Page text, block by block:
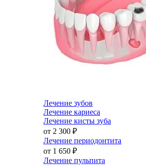
Лечение зубов
Лечение кариеса
Лечение кисты зуба
от 2 300 ₽
Лечение периодонтита
от 1 650 ₽
Лечение пульпита